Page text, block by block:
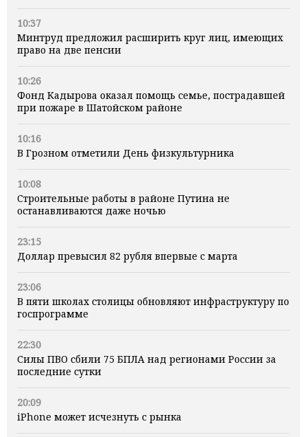
10:37
Минтруд предложил расширить круг лиц, имеющих
право на две пенсии
10:26
Фонд Кадырова оказал помощь семье, пострадавшей
при пожаре в Шатойском районе
10:16
В Грозном отметили День физкультурника
10:08
Строительные работы в районе Путина не
останавливаются даже ночью
23:15
Доллар превысил 82 рубля впервые с марта
23:06
В пяти школах столицы обновляют инфраструктуру по
госпрограмме
22:30
Силы ПВО сбили 75 БПЛА над регионами России за
последние сутки
20:09
iPhone может исчезнуть с рынка